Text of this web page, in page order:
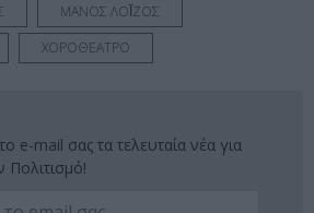
ΜΑΝΟΣ ΛΟΪ́ΖΟΣ
ΧΟΡΟΘΕΑΤΡΟ
e-mail σας τα τελευταία νέα για
Πολιτισμό!